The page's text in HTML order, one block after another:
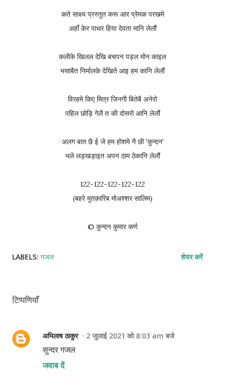
कते साक्ष्य प्रस्तुत करू आर प्रेमक परखमे
अहाँ केर पाथर हिया देवता मानि लेलौं
कलीके खिलल‌ देखि बचपन पड़ल मोन काइल
भसाबैत निर्मालके देखिते आइ हम कानि लेलौं
विरहमे किए मित्र जिनगी बितेबै अनेरो
पहिल छोड़ि गेलै त की दोसरो आनि लेलौं
अलग बात छै ई जे हम होशमे नै छी 'कुन्दन'
भले लड़खड़ाइत अपन ठाम ठेकानि लेलौं
122-122-122-122-122
(बहरे मुतक़ारिब मोअश्शर सालिम)
© कुन्दन कुमार कर्ण
LABELS: गजल शेयर करें
टिप्पणियाँ
अभिलाष ठाकुर 2 जुलाई 2021 को 8:03 am बजे
सुन्दर गजल
जवाब दें